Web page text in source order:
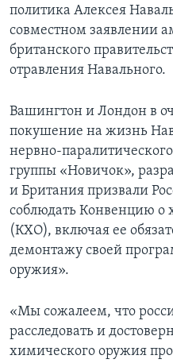
политика Алексея
совместном заявлении
британского
отравления Навального.
Вашингтон и Лондон в
покушение на жизнь
нервно-
группы «Новичок»,
и Британия призвали
соблюдать Конвенцию
(КХО), включая ее
демонтажу своей
оружия».
«Мы сожалеем, что
расследовать и
химического оружия